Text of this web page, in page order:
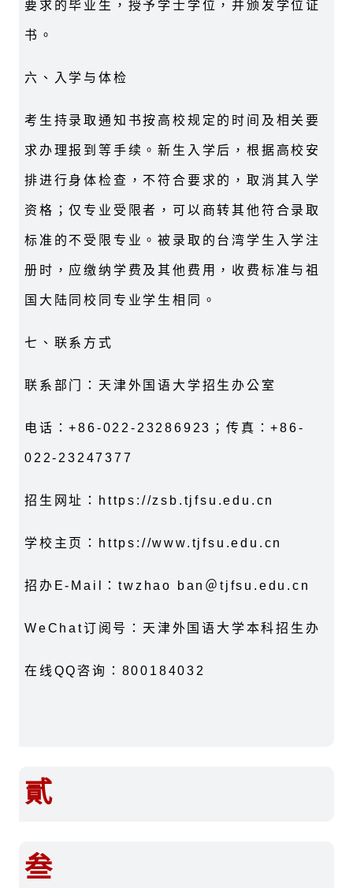
要求的毕业生，授予学士学位，并颁发学位证
书。
六、入学与体检
考生持录取通知书按高校规定的时间及相关要
求办理报到等手续。新生入学后，根据高校安
排进行身体检查，不符合要求的，取消其入学
资格；仅专业受限者，可以商转其他符合录取
标准的不受限专业。被录取的台湾学生入学注
册时，应缴纳学费及其他费用，收费标准与祖
国大陆同校同专业学生相同。
七、联系方式
联系部门：天津外国语大学招生办公室
电话：+86-022-23286923；传真：+86-
022-23247377
招生网址：https://zsb.tjfsu.edu.cn
学校主页：https://www.tjfsu.edu.cn
招办E-Mail：twzhao ban＠tjfsu.edu.cn
WeChat订阅号：天津外国语大学本科招生办
在线QQ咨询：800184032
貳
叁